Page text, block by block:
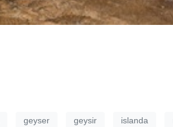
geyser geysir islanda